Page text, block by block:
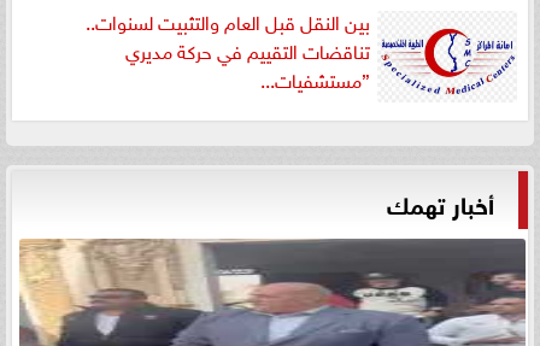
بين النقل قبل العام والتثبيت لسنوات..
تناقضات التقييم في حركة مديري
”مستشفيات...
أخبار تهمك